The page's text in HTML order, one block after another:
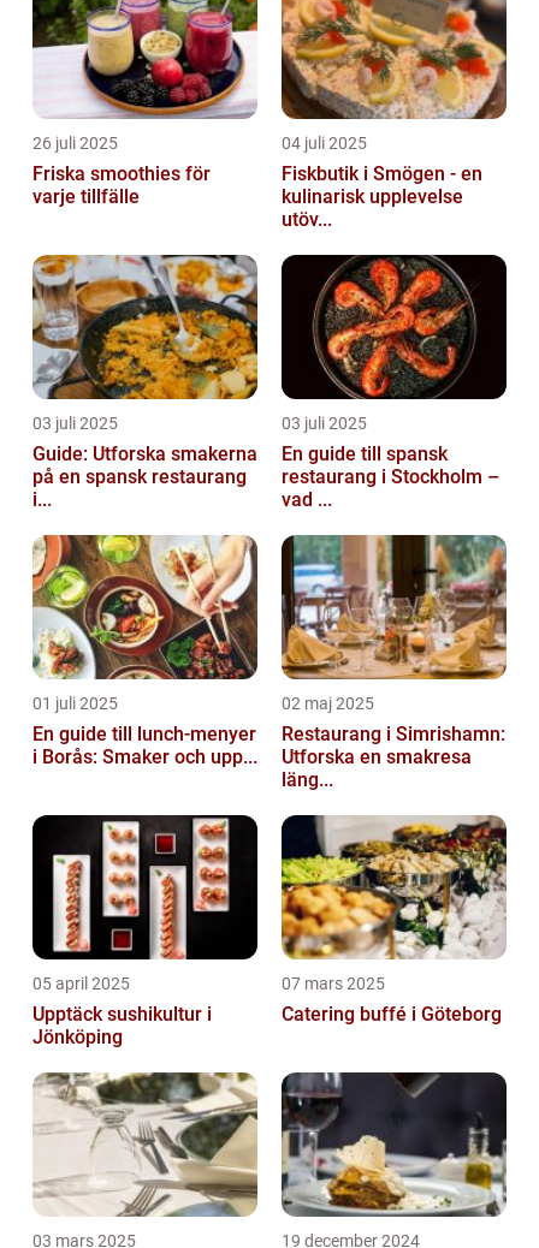
26 juli 2025
Friska smoothies för
varje tillfälle
04 juli 2025
Fiskbutik i Smögen - en
kulinarisk upplevelse
utöv...
03 juli 2025
Guide: Utforska smakerna
på en spansk restaurang
i...
03 juli 2025
En guide till spansk
restaurang i Stockholm –
vad ...
01 juli 2025
En guide till lunch-menyer
i Borås: Smaker och upp...
02 maj 2025
Restaurang i Simrishamn:
Utforska en smakresa
läng...
05 april 2025
Upptäck sushikultur i
Jönköping
07 mars 2025
Catering buffé i Göteborg
03 mars 2025 19 december 2024